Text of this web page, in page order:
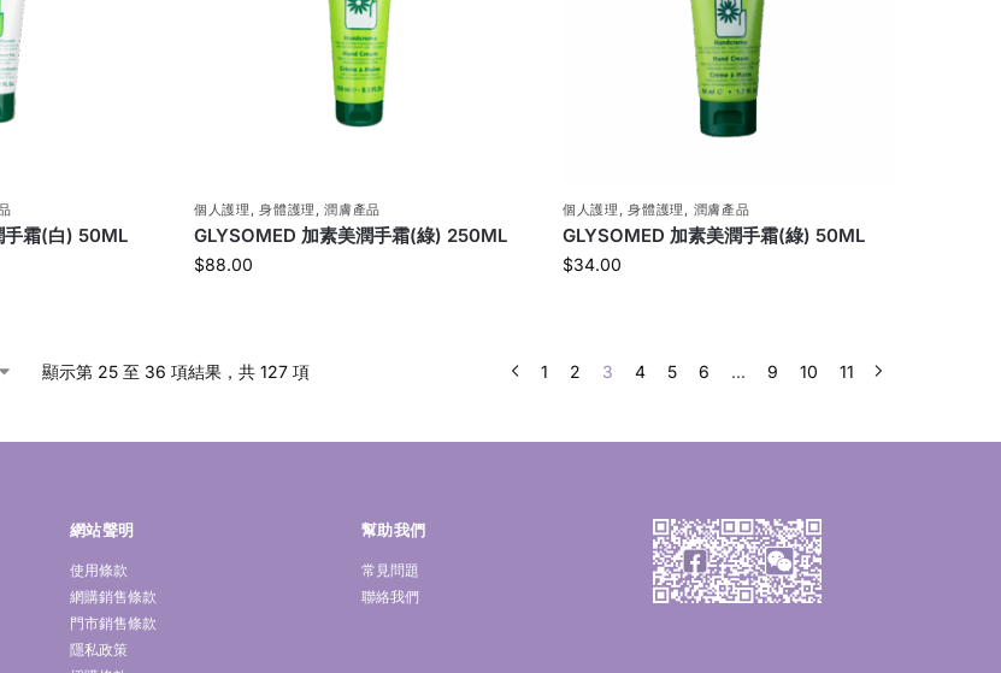
手霜(白) 50ML
個人護理 ,身體護理 ,潤膚產品
GLYSOMED 加素美潤手霜(綠) 250ML
$88.00
個人護理 ,身體護理 潤膚產品
GLYSOMED 加素美潤手霜(綠) 50ML
$34.00
顯示第 25 至 36 項結果，共 127 項 1 2 3 4 5 6 ... 9 10 11
網站聲明
使用條款
網購銷售條款
門市銷售條款
隱私政策
幫助我們
常見問題
聯絡我們